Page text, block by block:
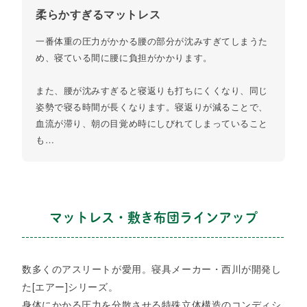
柔らかすぎるマットレス​
一番体重の圧力がかかる腰の部分が沈みすぎてしまうた
め、寝ている間に腰に負担がかかります。
また、腰が沈みすぎると寝返りも打ちにくくなり、​​同じ
姿勢で寝る時間が長くなります。寝返りが減ることで、
血流が滞り、朝の目覚め時にしびれてしまっていること
も…​
マットレス・敷き布団ラインアップ
数多くのアスリートが愛用。寝具メーカー・西川が開発し
た[エアー]シリーズ。
身体にかかる圧力を分散させる特殊立体構造のコンディシ